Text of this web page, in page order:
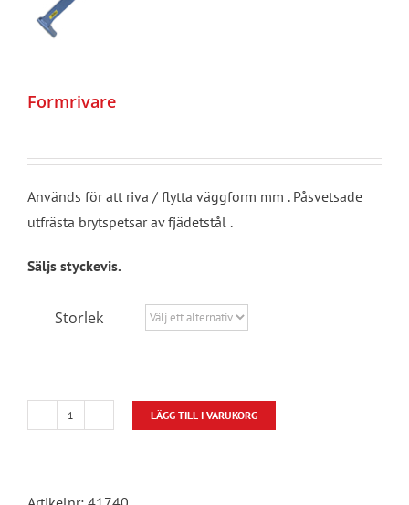
Formrivare
Används för att riva / flytta väggform mm . Påsvetsade
utfrästa brytspetsar av fjädetstål .
Säljs styckevis.
Storlek
Formrivare
LÄGG TILL I VARUKORG